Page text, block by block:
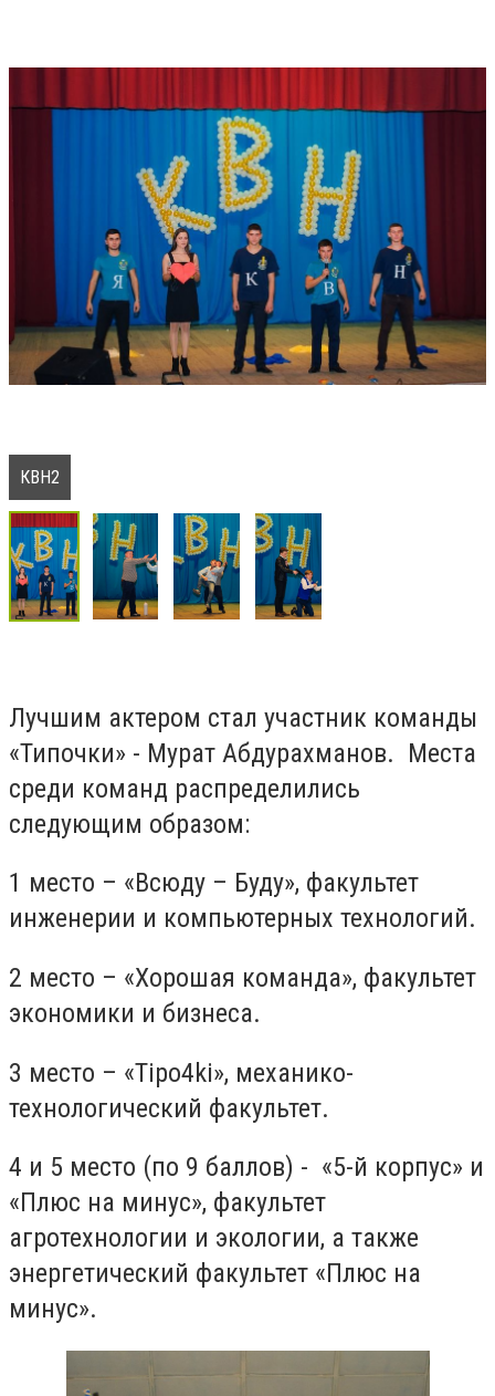
КВН2
Лучшим актером стал участник команды
«Типочки» - Мурат Абдурахманов. Места
среди команд распределились
следующим образом:
1 место – «Всюду – Буду», факультет
инженерии и компьютерных технологий.
2 место – «Хорошая команда», факультет
экономики и бизнеса.
3 место – «Tipo4ki», механико-
технологический факультет.
4 и 5 место (по 9 баллов) - «5-й корпус» и
«Плюс на минус», факультет
агротехнологии и экологии, а также
энергетический факультет «Плюс на
минус».